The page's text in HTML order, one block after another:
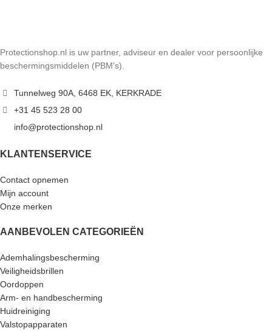
Protectionshop.nl is uw partner, adviseur en dealer voor persoonlijke
beschermingsmiddelen (PBM's).
Tunnelweg 90A, 6468 EK, KERKRADE
+31 45 523 28 00
info@protectionshop.nl
KLANTENSERVICE
Contact opnemen
Mijn account
Onze merken
AANBEVOLEN CATEGORIEËN
Ademhalingsbescherming
Veiligheidsbrillen
Oordoppen
Arm- en handbescherming
Huidreiniging
Valstopapparaten